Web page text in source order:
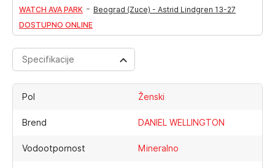
WATCH AVA PARK - Beograd (Zuce) - Astrid Lindgren 13-27
DOSTUPNO ONLINE
Specifikacije
Pol Ženski
Brend DANIEL WELLINGTON
Vodootpornost Mineralno